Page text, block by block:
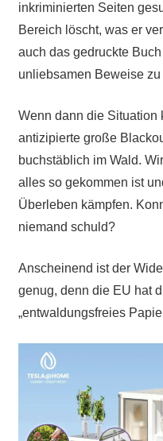
inkriminierten Seiten
Bereich löscht, was er
auch das gedruckte
unliebsamen Beweise zu
Wenn dann die Situation
antizipierte große
buchstäblich im Wald.
alles so gekommen ist
Überleben kämpfen.
niemand schuld?
Anscheinend ist der
genug, denn die EU hat
„entwaldungsfreies